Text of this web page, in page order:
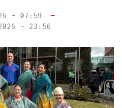
- 07:59
—
- 23:56